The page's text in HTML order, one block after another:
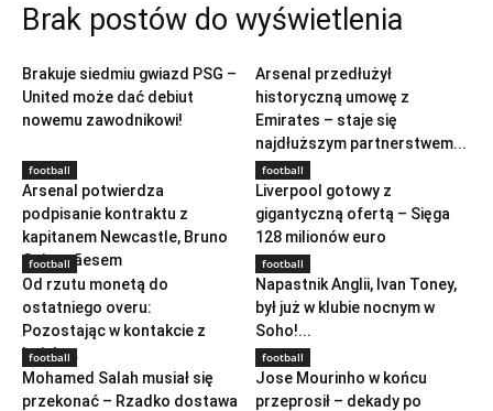
Brak postów do wyświetlenia
Brakuje siedmiu gwiazd PSG –
United może dać debiut
nowemu zawodnikowi!
Arsenal przedłużył
historyczną umowę z
Emirates – staje się
najdłuższym partnerstwem...
football
Arsenal potwierdza
podpisanie kontraktu z
kapitanem Newcastle, Bruno
Guimarãesem
football
Liverpool gotowy z
gigantyczną ofertą – Sięga
128 milionów euro
football
Od rzutu monetą do
ostatniego overu:
Pozostając w kontakcie z
każdą...
football
Napastnik Anglii, Ivan Toney,
był już w klubie nocnym w
Soho!...
football
Mohamed Salah musiał się
przekonać – Rzadko dostawa
football
Jose Mourinho w końcu
przeprosił – dekady po